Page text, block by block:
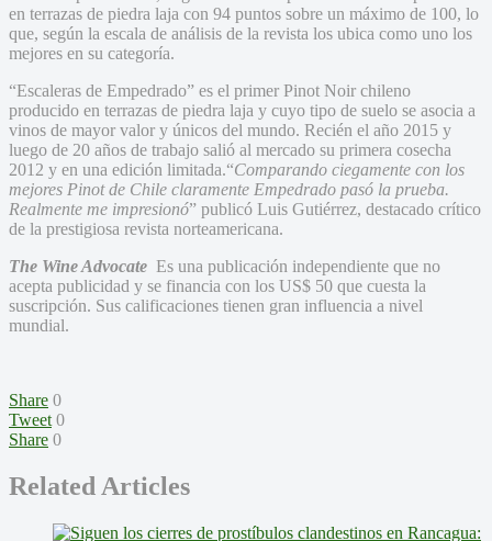
en terrazas de piedra laja con 94 puntos sobre un máximo de 100, lo
que, según la escala de análisis de la revista los ubica como uno los
mejores en su categoría.
“Escaleras de Empedrado” es el primer Pinot Noir chileno
producido en terrazas de piedra laja y cuyo tipo de suelo se asocia a
vinos de mayor valor y únicos del mundo. Recién el año 2015 y
luego de 20 años de trabajo salió al mercado su primera cosecha
2012 y en una edición limitada.“Comparando ciegamente con los
mejores Pinot de Chile claramente Empedrado pasó la prueba.
Realmente me impresionó” publicó Luis Gutiérrez, destacado crítico
de la prestigiosa revista norteamericana.
The Wine Advocate Es una publicación independiente que no
acepta publicidad y se financia con los US$ 50 que cuesta la
suscripción. Sus calificaciones tienen gran influencia a nivel
mundial.
Share 0
Tweet 0
Share 0
Related Articles